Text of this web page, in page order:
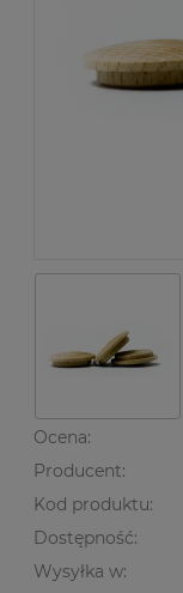
Ocena:
Producent:
Kod produktu:
Dostępność:
Wysyłka w: